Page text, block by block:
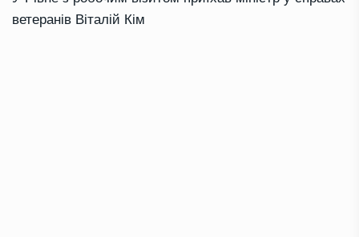
ветеранів Віталій Кім